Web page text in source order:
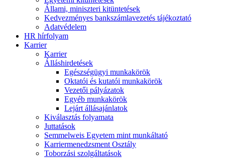
Állami, miniszteri kitüntetések
Kedvezményes bankszámlavezetés tájékoztató
Adatvédelem
HR hírfolyam
Karrier
Karrier
Álláshirdetések
Egészségügyi munkakörök
Oktatói és kutatói munkakörök
Vezetői pályázatok
Egyéb munkakörök
Lejárt állásajánlatok
Kiválasztás folyamata
Juttatások
Semmelweis Egyetem mint munkáltató
Karriermenedzsment Osztály
Toborzási szolgáltatások